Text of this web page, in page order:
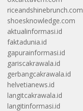
riceandshinebrunch.com
shoesknowledge.com
aktualinformasi.id
faktadunia.id
gapurainformasi.id
gariscakrawala.id
gerbangcakrawala.id
helvetianews.id
langitcakrawala.id
langitinformasi.id